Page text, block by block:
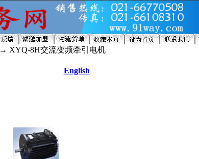
→ XYQ-8H交流变频牵引电机
English